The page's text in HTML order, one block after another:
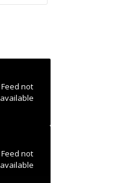
Feed not
available
Feed not
available